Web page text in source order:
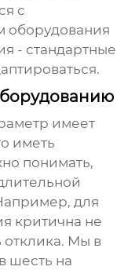
с
оборудования
- стандартные
имеет
иметь
понимать,
для
критична не
отклика. Мы в
шесть на